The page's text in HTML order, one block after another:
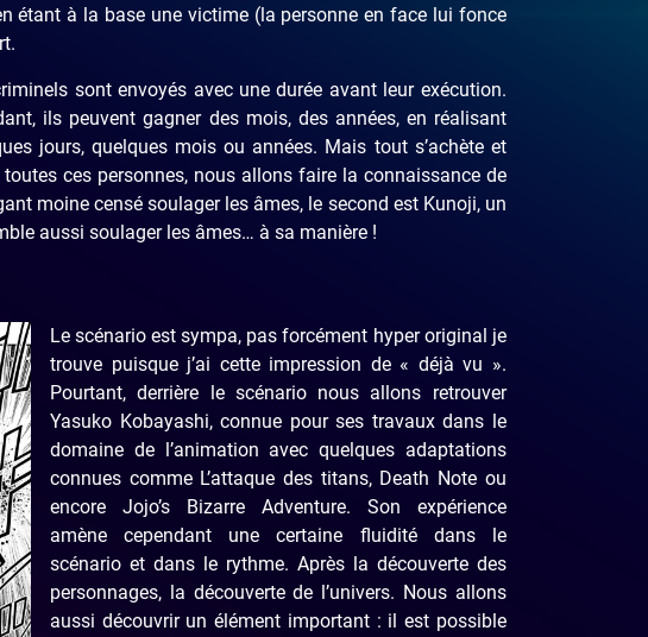
étant à la base une victime (la personne en face lui fonce
sont envoyés avec une durée avant leur exécution.
ils peuvent gagner des mois, des années, en réalisant
jours, quelques mois ou années. Mais tout s’achète et
ces personnes, nous allons faire la connaissance de
moine censé soulager les âmes, le second est Kunoji, un
aussi soulager les âmes… à sa manière !
Le scénario est sympa, pas forcément hyper original je
trouve puisque j’ai cette impression de « déjà vu ».
Pourtant, derrière le scénario nous allons retrouver
Yasuko Kobayashi, connue pour ses travaux dans le
domaine de l’animation avec quelques adaptations
connues comme L’attaque des titans, Death Note ou
encore Jojo’s Bizarre Adventure. Son expérience
amène cependant une certaine fluidité dans le
scénario et dans le rythme. Après la découverte des
personnages, la découverte de l’univers. Nous allons
aussi découvrir un élément important : il est possible